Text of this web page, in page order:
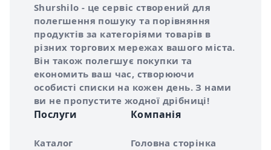
Про сервіс Shurshilo
Shurshilo - це сервіс створений для
полегшення пошуку та порівняння
продуктів за категоріями товарів в
різних торгових мережах вашого міста.
Він також полегшує покупки та
економить ваш час, створюючи
особисті списки на кожен день. З нами
ви не пропустите жодної дрібниці!
Послуги
Каталог
Компанія
Головна сторінка